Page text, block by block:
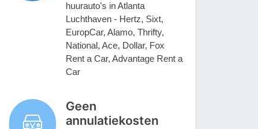
huurauto's in Atlanta
Luchthaven - Hertz, Sixt,
EuropCar, Alamo, Thrifty,
National, Ace, Dollar, Fox
Rent a Car, Advantage Rent a
Car
Geen
annulatiekosten